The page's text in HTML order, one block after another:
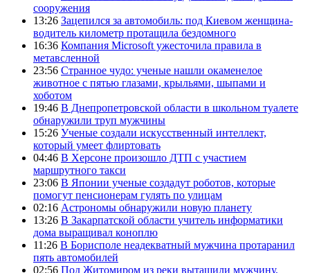
сооружения
13:26 Зацепился за автомобиль: под Киевом женщина-
водитель километр протащила бездомного
16:36 Компания Microsoft ужесточила правила в
метавсленной
23:56 Странное чудо: ученые нашли окаменелое
животное с пятью глазами, крыльями, шыпами и
хоботом
19:46 В Днепропетровской области в школьном туалете
обнаружили труп мужчины
15:26 Ученые создали искусственный интеллект,
который умеет флиртовать
04:46 В Херсоне произошло ДТП с участием
маршрутного такси
23:06 В Японии ученые создадут роботов, которые
помогут пенсионерам гулять по улицам
02:16 Астрономы обнаружили новую планету
13:26 В Закарпатской области учитель информатики
дома выращивал коноплю
11:26 В Борисполе неадекватный мужчина протаранил
пять автомобилей
02:56 Под Житомиром из реки вытащили мужчину,